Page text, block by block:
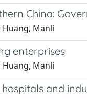
China:
Huang, Manli
enterprises
Huang, Manli
and